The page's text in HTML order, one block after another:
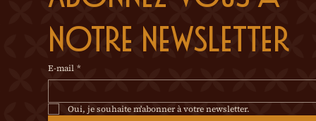
notre newsletter
E-mail *
Oui, je souhaite m'abonner à votre newsletter.